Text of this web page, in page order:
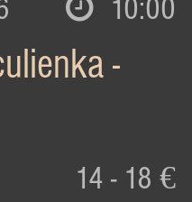
10:00
-
14 - 18 €